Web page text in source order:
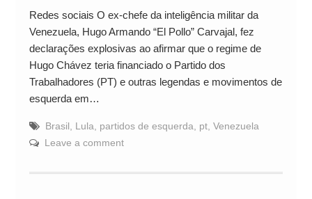
Redes sociais O ex-chefe da inteligência militar da
Venezuela, Hugo Armando “El Pollo” Carvajal, fez
declarações explosivas ao afirmar que o regime de
Hugo Chávez teria financiado o Partido dos
Trabalhadores (PT) e outras legendas e movimentos de
esquerda em…
Brasil Lula partidos de esquerda pt, Venezuela
Leave a comment